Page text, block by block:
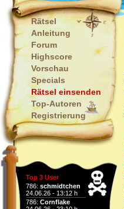
Rätsel
Anleitung
Forum
Highscore
Vorschau
Specials
Rätsel einsenden
Top-Autoren
Registrierung
Top 3 User
786: schmidtchen
24.06.26 - 13:12 h
786: Cornflake